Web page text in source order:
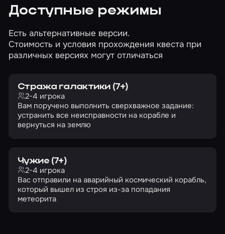
Доступные режимы
Есть альтернативные версии.
Стоимость и условия прохождения квеста при
различных версиях могут отличаться
Стража галактики (7+)
2-4 игрока
Вам поручено выполнить сверхважное задание:
устранить все неисправности на корабле и
вернуться на землю
Чужие (7+)
2-4 игрока
Вас отправили на аварийный космический корабль,
который вышел из строя из-за попадания
метеорита